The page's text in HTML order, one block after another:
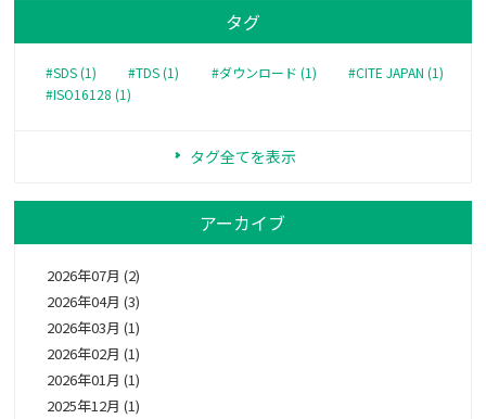
タグ
#SDS (1) #TDS (1) #ダウンロード (1)
#CITE JAPAN (1)
#ISO16128 (1)
タグ全てを表示
アーカイブ
2026年07月 (2)
2026年04月 (3)
2026年03月 (1)
2026年02月 (1)
2026年01月 (1)
2025年12月 (1)